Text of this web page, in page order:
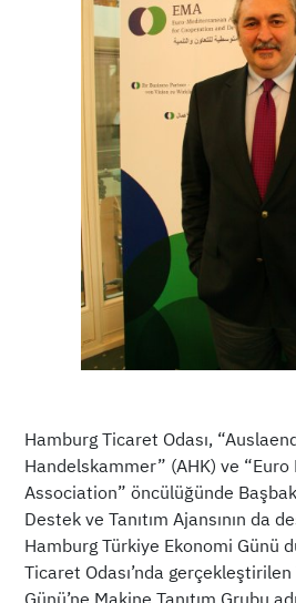
Hamburg Ticaret Odası,
Handelskammer” (AHK) ve
Association” öncülüğünde
Destek ve Tanıtım Ajansının da
Hamburg Türkiye Ekonomi Günü
Ticaret Odası’nda
Günü’ne Makine Tanıtım Grubu